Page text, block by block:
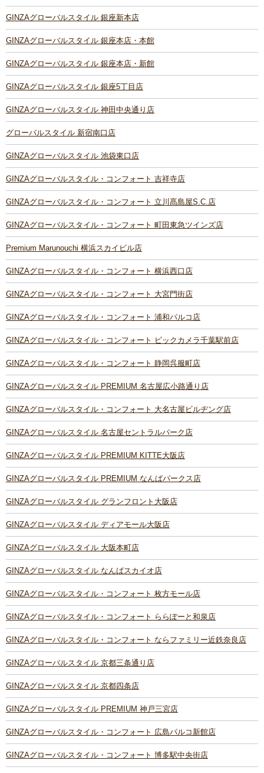
GINZAグローバルスタイル 銀座新本店
GINZAグローバルスタイル 銀座本店・本館
GINZAグローバルスタイル 銀座本店・新館
GINZAグローバルスタイル 銀座5丁目店
GINZAグローバルスタイル 神田中央通り店
グローバルスタイル 新宿南口店
GINZAグローバルスタイル 池袋東口店
GINZAグローバルスタイル・コンフォート 吉祥寺店
GINZAグローバルスタイル・コンフォート 立川髙島屋S.C.店
GINZAグローバルスタイル・コンフォート 町田東急ツインズ店
Premium Marunouchi 横浜スカイビル店
GINZAグローバルスタイル・コンフォート 横浜西口店
GINZAグローバルスタイル・コンフォート 大宮門街店
GINZAグローバルスタイル・コンフォート 浦和パルコ店
GINZAグローバルスタイル・コンフォート ビックカメラ千葉駅前店
GINZAグローバルスタイル・コンフォート 静岡呉服町店
GINZAグローバルスタイル PREMIUM 名古屋広小路通り店
GINZAグローバルスタイル・コンフォート 大名古屋ビルヂング店
GINZAグローバルスタイル 名古屋セントラルパーク店
GINZAグローバルスタイル PREMIUM KITTE大阪店
GINZAグローバルスタイル PREMIUM なんばパークス店
GINZAグローバルスタイル グランフロント大阪店
GINZAグローバルスタイル ディアモール大阪店
GINZAグローバルスタイル 大阪本町店
GINZAグローバルスタイル なんばスカイオ店
GINZAグローバルスタイル・コンフォート 枚方モール店
GINZAグローバルスタイル・コンフォート ららぽーと和泉店
GINZAグローバルスタイル・コンフォート ならファミリー近鉄奈良店
GINZAグローバルスタイル 京都三条通り店
GINZAグローバルスタイル 京都四条店
GINZAグローバルスタイル PREMIUM 神戸三宮店
GINZAグローバルスタイル・コンフォート 広島パルコ新館店
GINZAグローバルスタイル・コンフォート 博多駅中央街店